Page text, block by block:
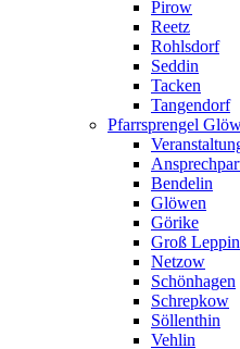
Pirow
Reetz
Rohlsdorf
Seddin
Tacken
Tangendorf
Pfarrsprengel
Bendelin
Glöwen
Görike
Groß Leppin
Netzow
Schönhagen
Schrepkow
Söllenthin
Vehlin